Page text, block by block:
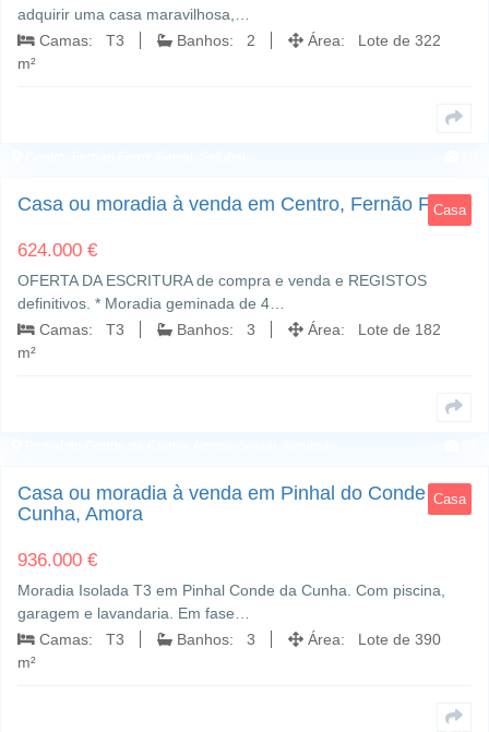
adquirir uma casa maravilhosa,…
Camas: T3
Banhos: 2
Área: Lote de 322
m²
Casa
Casa ou moradia à venda em Centro, Fernão Ferro
624.000 €
OFERTA DA ESCRITURA de compra e venda e REGISTOS
definitivos. * Moradia geminada de 4…
Camas: T3
Banhos: 3
Área: Lote de 182
m²
Casa
Casa ou moradia à venda em Pinhal do Conde da
Cunha, Amora
936.000 €
Moradia Isolada T3 em Pinhal Conde da Cunha. Com piscina,
garagem e lavandaria. Em fase…
Camas: T3
Banhos: 3
Área: Lote de 390
m²